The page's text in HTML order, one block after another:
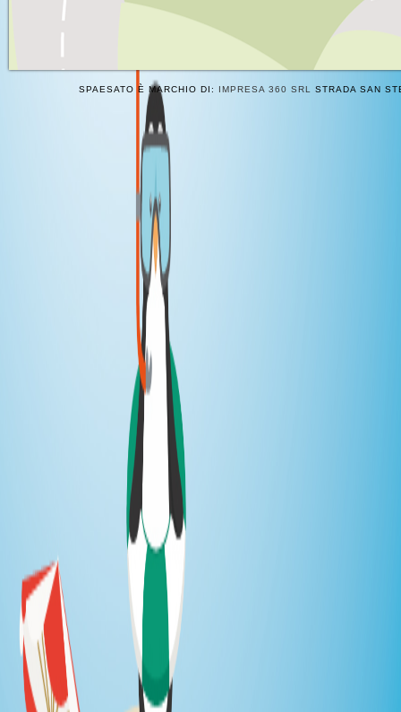
SPAESATO È MARCHIO DI: IMPRESA 360 SRL STRADA SAN